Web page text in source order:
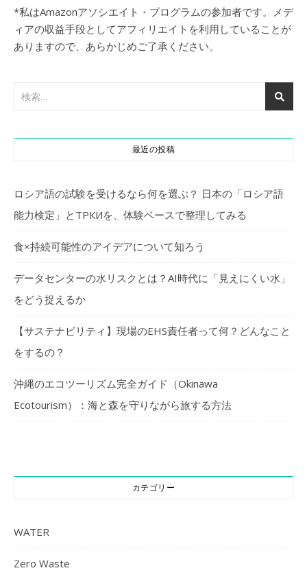
*私はAmazonアソシエイト・プログラムの参加者です。メデ
ィアの収益手段としてアフィリエイトを利用していることが
ありますので、あらかじめご了承ください。
最近の投稿
ロシア語の試験を受けるなら何を選ぶ？ 日本の「ロシア語
能力検定」とТРКИを、体験ベースで整理してみる
食×持続可能性のアイデアについて知ろう
データセンターの水リスクとは？AI時代に「見えにくい水」
をどう捉えるか
【サステナビリティ】現場のEHS責任者って何？どんなこと
をするの？
沖縄のエコツーリズム完全ガイド（Okinawa
Ecotourism）：海と森を守りながら旅する方法
カテゴリー
WATER
Zero Waste